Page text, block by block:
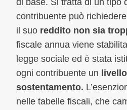
di base. Si tratta di un tipo
contribuente può
il suo reddito non sia
fiscale annua viene
legge sociale ed è stata
ogni contribuente un
sostentamento.
nelle tabelle fiscali, che